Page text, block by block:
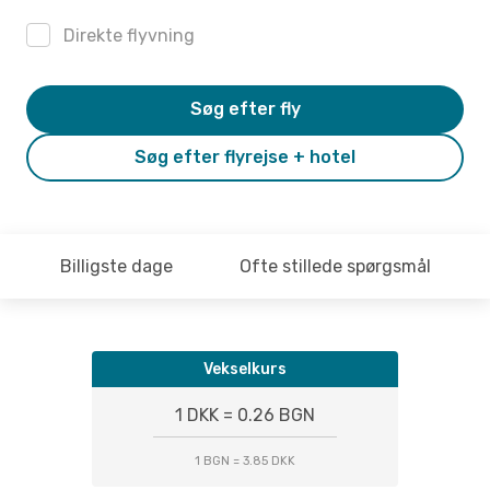
Direkte flyvning
Søg efter flyrejse + hotel
Søg efter fly
Billigste dage Ofte stillede spørgsmål
Vekselkurs
1 DKK = 0.26 BGN
1 BGN = 3.85 DKK